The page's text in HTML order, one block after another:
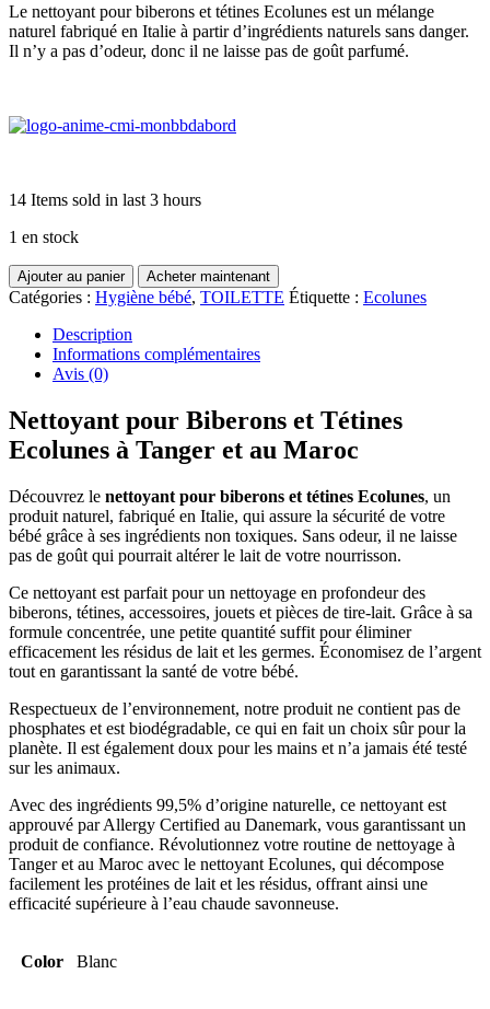
initial
était :
MAD 110,00.
actuel
est :
MAD 99,00.
Le nettoyant pour biberons et tétines Ecolunes est un mélange
naturel fabriqué en Italie à partir d’ingrédients naturels sans danger.
Il n’y a pas d’odeur, donc il ne laisse pas de goût parfumé.
14 Items sold in last 3 hours
1 en stock
quantité
de
Liquide
nettoyage
biberons
tétines
écologique
et
Ecolunes
-
500
Ml
Ajouter au panier Acheter maintenant
Catégories : Hygiène bébé, TOILETTE Étiquette : Ecolunes
Description
Informations complémentaires
Avis (0)
Nettoyant pour Biberons et Tétines
Ecolunes à Tanger et au Maroc
Découvrez le nettoyant pour biberons et tétines Ecolunes, un
produit naturel, fabriqué en Italie, qui assure la sécurité de votre
bébé grâce à ses ingrédients non toxiques. Sans odeur, il ne laisse
pas de goût qui pourrait altérer le lait de votre nourrisson.
Ce nettoyant est parfait pour un nettoyage en profondeur des
biberons, tétines, accessoires, jouets et pièces de tire-lait. Grâce à sa
formule concentrée, une petite quantité suffit pour éliminer
efficacement les résidus de lait et les germes. Économisez de l’argent
tout en garantissant la santé de votre bébé.
Respectueux de l’environnement, notre produit ne contient pas de
phosphates et est biodégradable, ce qui en fait un choix sûr pour la
planète. Il est également doux pour les mains et n’a jamais été testé
sur les animaux.
Avec des ingrédients 99,5% d’origine naturelle, ce nettoyant est
approuvé par Allergy Certified au Danemark, vous garantissant un
produit de confiance. Révolutionnez votre routine de nettoyage à
Tanger et au Maroc avec le nettoyant Ecolunes, qui décompose
facilement les protéines de lait et les résidus, offrant ainsi une
efficacité supérieure à l’eau chaude savonneuse.
Color Blanc